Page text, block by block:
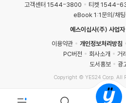
고객센터 1544-3800 티켓 1544-
eBook 1:1문의/채팅
예스이십사(주) 사업자
이용약관
개인정보처리방침
PC버전
회사소개
거
도서홍보
광
Copyright © YES24 Corp. All